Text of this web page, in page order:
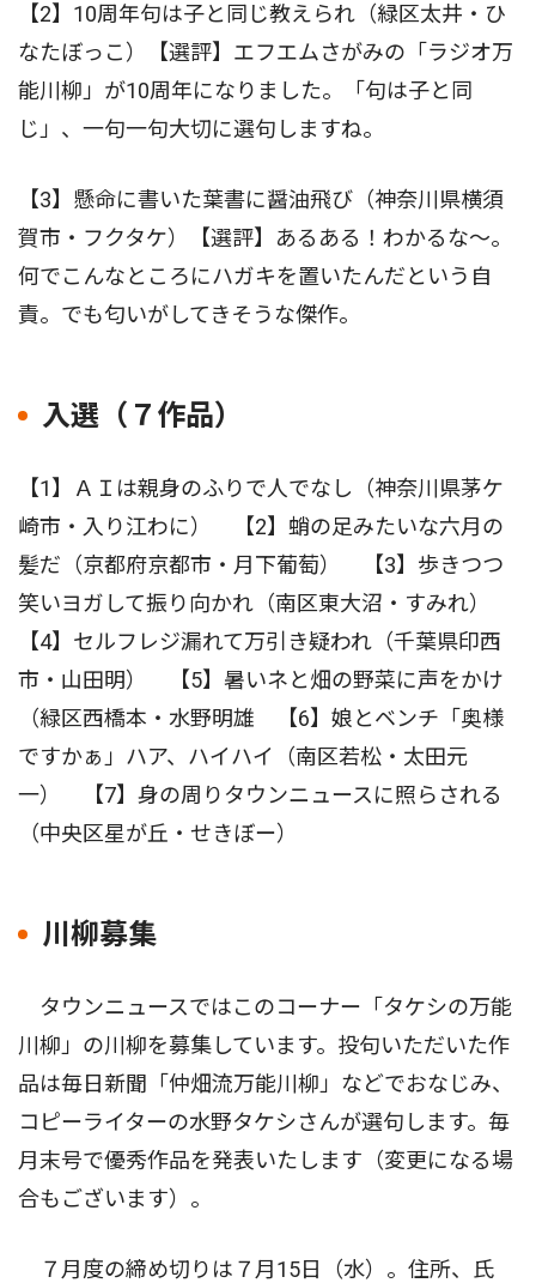
【2】10周年句は子と同じ教えられ（緑区太井・ひ
なたぼっこ）【選評】エフエムさがみの「ラジオ万
能川柳」が10周年になりました。「句は子と同
じ」、一句一句大切に選句しますね。
【3】懸命に書いた葉書に醤油飛び（神奈川県横須
賀市・フクタケ）【選評】あるある！わかるな〜。
何でこんなところにハガキを置いたんだという自
責。でも匂いがしてきそうな傑作。
入選（７作品）
【1】ＡＩは親身のふりで人でなし（神奈川県茅ケ
崎市・入り江わに） 【2】蛸の足みたいな六月の
髪だ（京都府京都市・月下葡萄） 【3】歩きつつ
笑いヨガして振り向かれ（南区東大沼・すみれ）
【4】セルフレジ漏れて万引き疑われ（千葉県印西
市・山田明） 【5】暑いネと畑の野菜に声をかけ
（緑区西橋本・水野明雄 【6】娘とベンチ「奥様
ですかぁ」ハア、ハイハイ（南区若松・太田元
一） 【7】身の周りタウンニュースに照らされる
（中央区星が丘・せきぼー）
川柳募集
タウンニュースではこのコーナー「タケシの万能
川柳」の川柳を募集しています。投句いただいた作
品は毎日新聞「仲畑流万能川柳」などでおなじみ、
コピーライターの水野タケシさんが選句します。毎
月末号で優秀作品を発表いたします（変更になる場
合もございます）。
７月度の締め切りは７月15日（水）。住所、氏